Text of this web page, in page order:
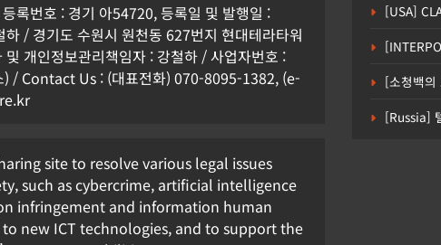
록번호 : 경기 아54720, 등록일 및 발행일 :
/ 경기도 수원시 원천동 627번지 현대테라타워
개인정보관리책임자 : 강철하 / 사업자번호 :
/ Contact Us : (대표전화) 070-8095-1382, (e-
site to resolve various legal issues
such as cybercrime, artificial intelligence
infringement and information human
new ICT technologies, and to support the
[USA]
[소청백의
[Russia]